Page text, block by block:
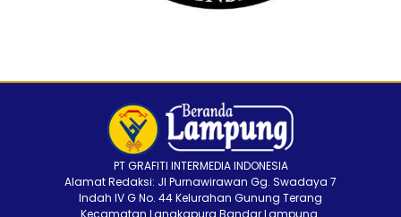
PT GRAFITI INTERMEDIA INDONESIA
Alamat Redaksi: Jl Purnawirawan Gg. Swadaya 7
Indah IV G No. 44 Kelurahan Gunung Terang
Kecamatan Langkapura Bandar Lampung.